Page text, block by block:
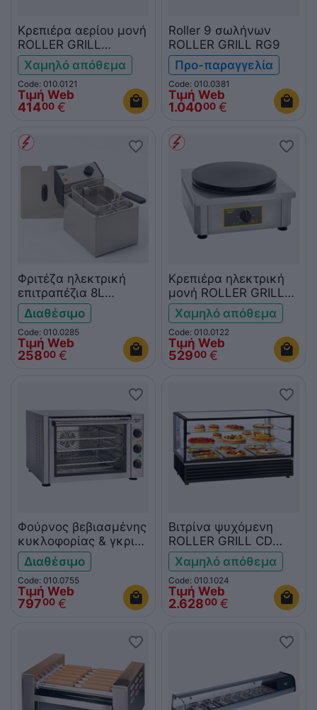
Κρεπιέρα αερίου μονή
ROLLER GRILL
CFG400
Χαμηλό απόθεμα
Code: 010.0121
Τιμή Web
41400 €
Roller 9 σωλήνων
ROLLER GRILL RG9
Προ-παραγγελία
Code: 010.0381
Τιμή Web
1.04000 €
Φριτέζα ηλεκτρική
επιτραπέζια 8L
ROLLER GRILL FD80
Διαθέσιμο
Code: 010.0285
Τιμή Web
25800 €
Κρεπιέρα ηλεκτρική
μονή ROLLER GRILL
CSE350
Χαμηλό απόθεμα
Code: 010.0122
Τιμή Web
52900 €
Φούρνος βεβιασμένης
κυκλοφορίας & γκριλ
ROLLER GRILL
FC380TQ
Διαθέσιμο
Code: 010.0755
Τιμή Web
79700 €
Βιτρίνα ψυχόμενη
ROLLER GRILL CD
1200
Χαμηλό απόθεμα
Code: 010.1024
Τιμή Web
2.62800 €